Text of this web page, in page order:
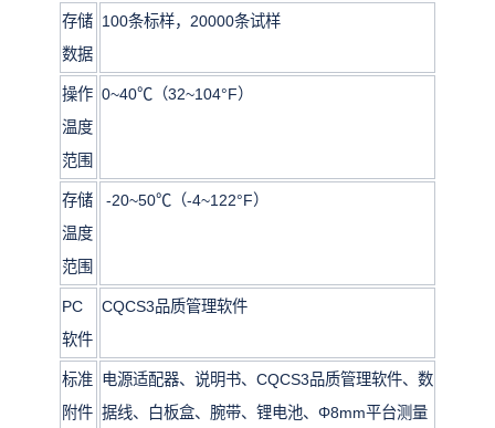
存储
数据
100条标样，20000条试样
操作
温度
范围
0~40℃（32~104°F）
存储
温度
范围
-20~50℃（-4~122°F）
PC
软件
CQCS3品质管理软件
标准
附件
电源适配器、说明书、CQCS3品质管理软件、数
据线、白板盒、腕带、锂电池、Φ8mm平台测量